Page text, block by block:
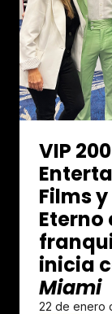
VIP
Films
inicia
Miami
22 de enero